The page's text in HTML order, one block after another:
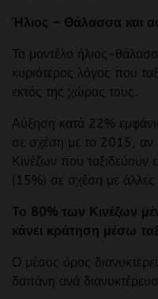
Ήλιος – Θάλασσα και
Το μοντέλο ήλιος-
κυριότερος λόγος που
εκτός της χώρας τους.
Αύξηση κατά 22%
σε σχέση με το 2015, αν
Κινέζων που ταξιδεύουν
(15%) σε σχέση με άλλες
Το 80% των Κινέζων
κάνει κράτηση μέσω
Ο μέσος όρος
δαπάνη ανά